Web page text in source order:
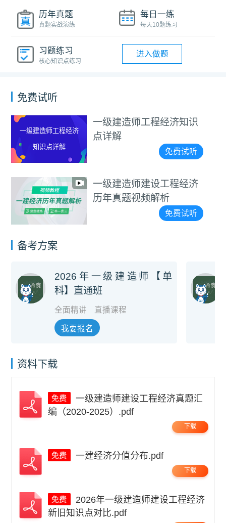
历年真题
真题实战演练
每日一练
每天10题练习
习题练习
核心知识点练习
进入做题
免费试听
一级建造师工程经济
知识点详解
一级建造师工程经济知识
点详解
免费试听
一级建造师建设工程经济
历年真题视频解析
免费试听
备考方案
2026年一级建造师【单
科】直通班
全面精讲 直播课程
我要报名
资料下载
一级建造师建设工程经济真题汇
编（2020-2025）.pdf
下载
一建经济分值分布.pdf
下载
新旧知识点对比.pdf